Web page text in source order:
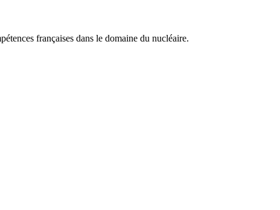
françaises dans le domaine du nucléaire.